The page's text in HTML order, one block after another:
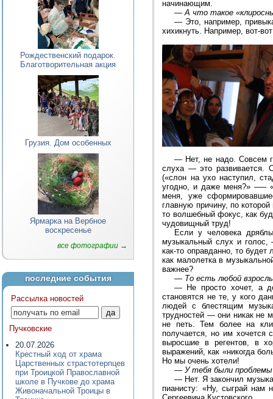
Рождественский подарок.
Благотворительная акция
Грузия. Дом особенных
Ярмарка на Вербное
воскресенье
все фотографии →
последние события
Рассылка новостей
Пучковские
20.07.2026
Крестный ход от храма
Царственных страстотерпцев
при Троицкой Православной
школе в Пучкове до храма
Живоначальной Троицы в
начинающим.
—А что такое
— Это, например,
хихикнуть. Например, вот-
— Нет, не надо. Совсем
слуха — это развивается.
(«слон на ухо наступил,
угодно, и даже меня?» —–
меня, уже
главную причину, по
то волшебный фокус, как
чудовищный труд!
Если у человека
музыкальный слух и голос,
как-то оправданно, то
как малолетка в
важнее?
— То есть любой
— Не просто хочет, а
становятся не те, у кого
людей с блестящим
трудностей — они никак не
не петь. Тем более на
получается, но им
выросшие в регентов, в
выражений, как «никогда
Но мы очень хотели!
— У тебя были проблемы
— Нет. Я закончил
пианисту: «Ну, сыграй нам